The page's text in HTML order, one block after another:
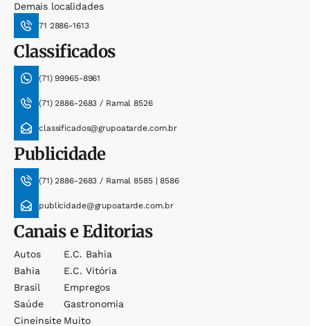
Demais localidades
71 2886-1613
Classificados
(71) 99965-8961
(71) 2886-2683 / Ramal 8526
classificados@grupoatarde.com.br
Publicidade
(71) 2886-2683 / Ramal 8585 | 8586
publicidade@grupoatarde.com.br
Canais e Editorias
Autos
Bahia
Brasil
Saúde
Cineinsite
E.c. Bahia
E.c. Vitória
Empregos
Gastronomia
Muito